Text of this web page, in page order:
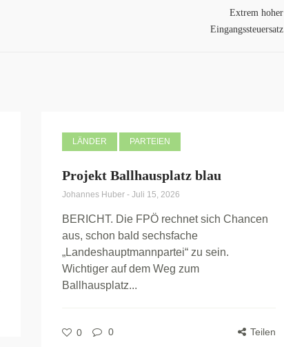
Extrem hoher
Eingangssteuersatz
LÄNDER PARTEIEN
Projekt Ballhausplatz blau
Johannes Huber - Juli 15, 2026
BERICHT. Die FPÖ rechnet sich Chancen
aus, schon bald sechsfache
„Landeshauptmannpartei“ zu sein.
Wichtiger auf dem Weg zum
Ballhausplatz...
0 0 Teilen